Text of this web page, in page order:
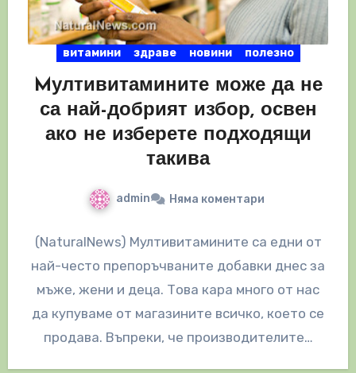
витамини здраве новини полезно
Mултивитамините може да не
са най-добрият избор, освен
ако не изберете подходящи
такива
admin Няма коментари
(NaturalNews) Мултивитамините са едни от
най-често препоръчваните добавки днес за
мъже, жени и деца. Това кара много от нас
да купуваме от магазините всичко, което се
продава. Въпреки, че производителите…